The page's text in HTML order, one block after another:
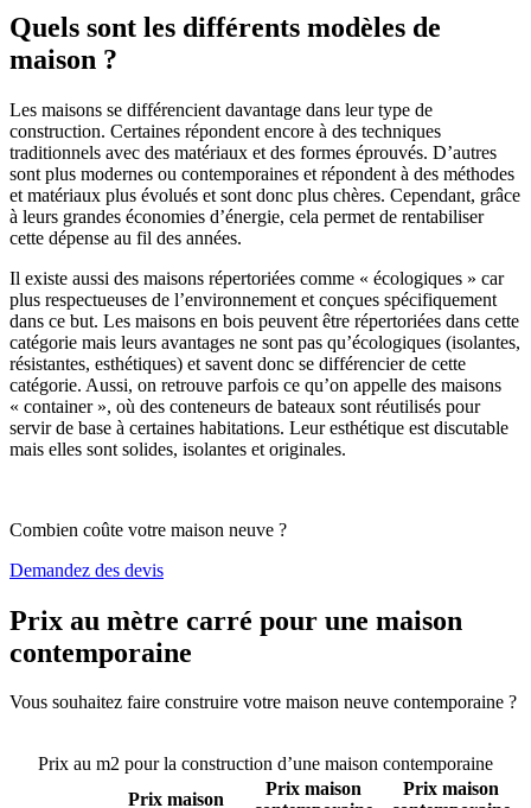
Quels sont les différents modèles de
maison ?
Les maisons se différencient davantage dans leur type de
construction. Certaines répondent encore à des techniques
traditionnels avec des matériaux et des formes éprouvés. D’autres
sont plus modernes ou contemporaines et répondent à des méthodes
et matériaux plus évolués et sont donc plus chères. Cependant, grâce
à leurs grandes économies d’énergie, cela permet de rentabiliser
cette dépense au fil des années.
Il existe aussi des maisons répertoriées comme « écologiques » car
plus respectueuses de l’environnement et conçues spécifiquement
dans ce but. Les maisons en bois peuvent être répertoriées dans cette
catégorie mais leurs avantages ne sont pas qu’écologiques (isolantes,
résistantes, esthétiques) et savent donc se différencier de cette
catégorie. Aussi, on retrouve parfois ce qu’on appelle des maisons
« container », où des conteneurs de bateaux sont réutilisés pour
servir de base à certaines habitations. Leur esthétique est discutable
mais elles sont solides, isolantes et originales.
Combien coûte votre maison neuve ?
Demandez des devis
Prix au mètre carré pour une maison
contemporaine
Vous souhaitez faire construire votre maison neuve contemporaine ?
Prix au m2 pour la construction d’une maison contemporaine
Prix maison
Prix maison
Prix maison